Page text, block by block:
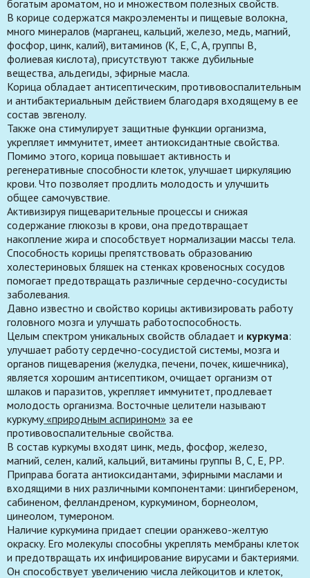
богатым ароматом, но и множеством полезных свойств.
В корице содержатся макроэлементы и пищевые волокна,
много минералов (марганец, кальций, железо, медь, магний,
фосфор, цинк, калий), витаминов (K, E, C, A, группы В,
фолиевая кислота), присутствуют также дубильные
вещества, альдегиды, эфирные масла.
Корица обладает антисептическим, противовоспалительным
и антибактериальным действием благодаря входящему в ее
состав эвгенолу.
Также она стимулирует защитные функции организма,
укрепляет иммунитет, имеет антиоксидантные свойства.
Помимо этого, корица повышает активность и
регенеративные способности клеток, улучшает циркуляцию
крови. Что позволяет продлить молодость и улучшить
общее самочувствие.
Активизируя пищеварительные процессы и снижая
содержание глюкозы в крови, она предотвращает
накопление жира и способствует нормализации массы тела.
Способность корицы препятствовать образованию
холестериновых бляшек на стенках кровеносных сосудов
помогает предотвращать различные сердечно-сосудисты
заболевания.
Давно известно и свойство корицы активизировать работу
головного мозга и улучшать работоспособность.
Целым спектром уникальных свойств обладает и куркума:
улучшает работу сердечно-сосудистой системы, мозга и
органов пищеварения (желудка, печени, почек, кишечника),
является хорошим антисептиком, очищает организм от
шлаков и паразитов, укрепляет иммунитет, продлевает
молодость организма. Восточные целители называют
куркуму«природным аспирином» за ее
противовоспалительные свойства.
В состав куркумы входят цинк, медь, фосфор, железо,
магний, селен, калий, кальций, витамины группы В, С, Е, РР.
Приправа богата антиоксидантами, эфирными маслами и
входящими в них различными компонентами: цингибереном,
сабиненом, фелландреном, куркумином, борнеолом,
цинеолом, тумероном.
Наличие куркумина придает специи оранжево-желтую
окраску. Его молекулы способны укреплять мембраны клеток
и предотвращать их инфицирование вирусами и бактериями.
Он способствует увеличению числа лейкоцитов и клеток,